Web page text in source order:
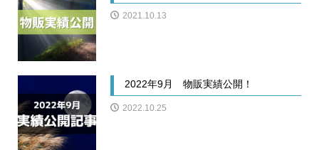
2021.10.13
2022年9月 物販実績公開！
2022.10.25